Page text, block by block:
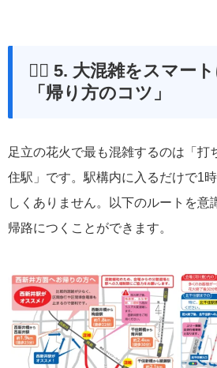
🚶‍♂️ 5. 大混雑をスマー
「帰り方のコツ」
足立の花火で最も混雑するのは「打
住駅」です。駅構内に入るだけで1
しくありません。以下のルートを意
帰路につくことができます。